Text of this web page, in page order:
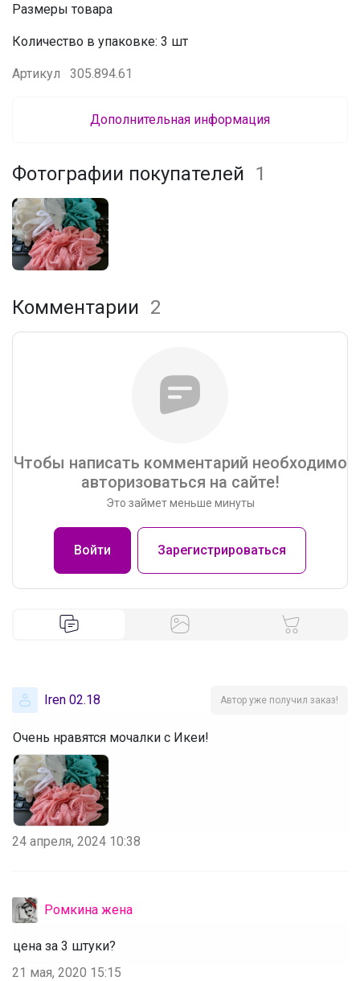
Размеры товара
Количество в упаковке: 3 шт
Артикул 305.894.61
Дополнительная информация
Фотографии покупателей 1
Комментарии 2
Чтобы написать комментарий необходимо
авторизоваться на сайте!
Это займет меньше минуты
Войти Зарегистрироваться
Iren 02.18 Автор уже получил заказ!
Очень нравятся мочалки с Икеи!
24 апреля, 2024 10:38
Ромкина жена
цена за 3 штуки?
21 мая, 2020 15:15